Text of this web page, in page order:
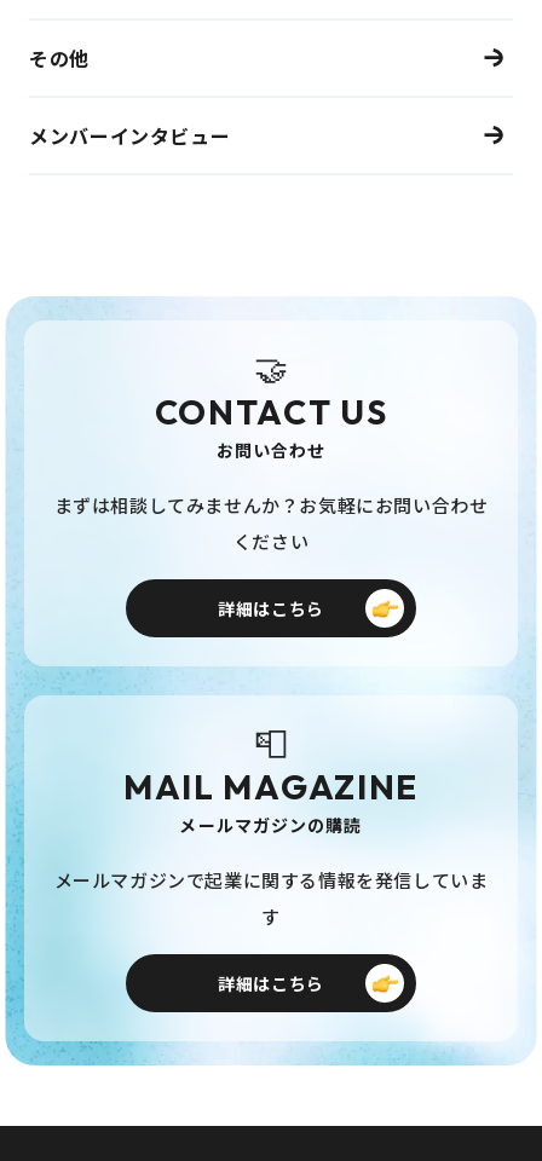
その他
メンバーインタビュー
🤝
CONTACT US
お問い合わせ
まずは相談してみませんか？お気軽にお問い合わせ
ください
詳細はこちら
📮
MAIL MAGAZINE
メールマガジンの購読
メールマガジンで起業に関する情報を発信していま
す
詳細はこちら